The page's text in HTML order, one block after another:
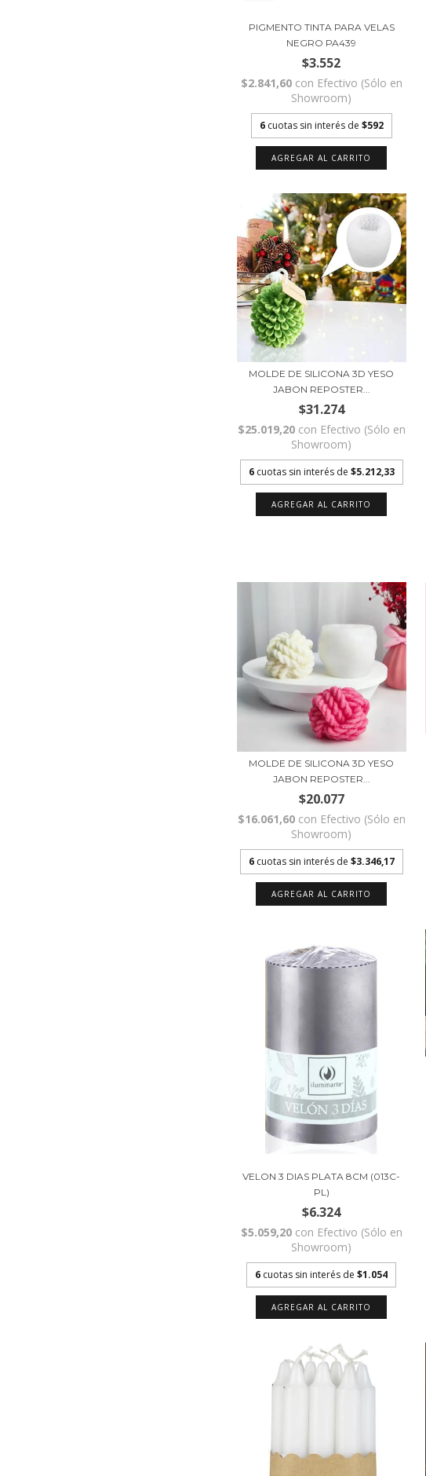
PIGMENTO TINTA PARA VELAS
NEGRO PA439
$3.552
$2.841,60 con Efectivo (Sólo en
Showroom)
6 cuotas sin interés de $592
MOLDE DE SILICONA 3D YESO
JABON REPOSTER...
$31.274
$25.019,20 con Efectivo (Sólo en
Showroom)
6 cuotas sin interés de $5.212,33
MOLDE DE SILICONA 3D YESO
JABON REPOSTER...
$20.077
$16.061,60 con Efectivo (Sólo en
Showroom)
6 cuotas sin interés de $3.346,17
VELON 3 DIAS PLATA 8CM (013C-
PL)
$6.324
$5.059,20 con Efectivo (Sólo en
Showroom)
6 cuotas sin interés de$1.054